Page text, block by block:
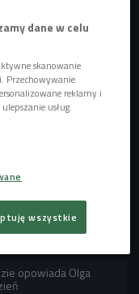
popularnością.
poczynając od
od ręki, ale
na wymiar. Są
Dolman z
roku jest przejście
tkaniny
opowiada Olga
dane w celu
skanowanie
Przechowywanie
reklamy i
usług.
wszystkie